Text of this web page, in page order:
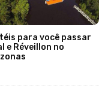
para você passar
e Réveillon no